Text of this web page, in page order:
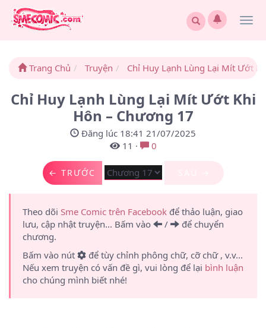
Trang Chủ Truyện Chỉ Huy Lạnh Lùng Lại Mít Ướt
Chỉ Huy Lạnh Lùng Lại Mít Ướt Khi
Hôn – Chương 17
Đăng lúc 18:41 21/07/2025
11 · 0
← TRƯỚC
Theo dõi Sme Comic trên Facebook để thảo luận, giao
lưu, cập nhật truyện... Bấm vào
/
để chuyển
chương.
Bấm vào nút
để tùy chỉnh phông chữ, cỡ chữ , v.v...
Nếu xem truyện có vấn đề gì, vui lòng để lại bình luận
cho chúng mình biết nhé!